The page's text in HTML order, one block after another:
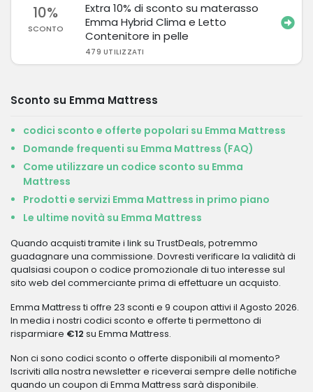
10%
SCONTO
Extra 10% di sconto su materasso
Emma Hybrid Clima e Letto
Contenitore in pelle
479 UTILIZZATI
Sconto su Emma Mattress
codici sconto e offerte popolari su Emma Mattress
Domande frequenti su Emma Mattress (FAQ)
Come utilizzare un codice sconto su Emma
Mattress
Prodotti e servizi Emma Mattress in primo piano
Le ultime novità su Emma Mattress
Quando acquisti tramite i link su TrustDeals, potremmo
guadagnare una commissione. Dovresti verificare la validità di
qualsiasi coupon o codice promozionale di tuo interesse sul
sito web del commerciante prima di effettuare un acquisto.
Emma Mattress ti offre 23 sconti e 9 coupon attivi il Agosto 2026.
In media i nostri codici sconto e offerte ti permettono di
risparmiare €12 su Emma Mattress.
Non ci sono codici sconto o offerte disponibili al momento?
Iscriviti alla nostra newsletter e riceverai sempre delle notifiche
quando un coupon di Emma Mattress sarà disponibile.